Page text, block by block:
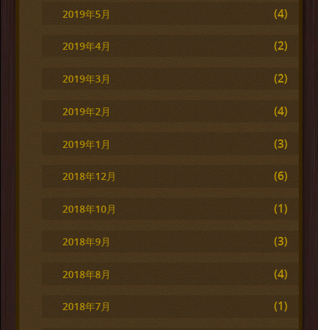
2019年5月 (4)
2019年4月 (2)
2019年3月 (2)
2019年2月 (4)
2019年1月 (3)
2018年12月 (6)
2018年10月 (1)
2018年9月 (3)
2018年8月 (4)
2018年7月 (1)